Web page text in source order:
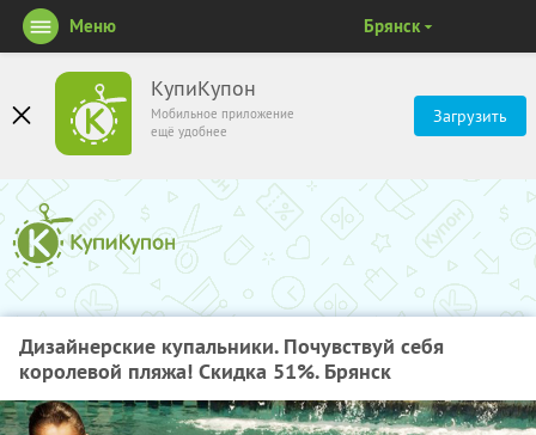
КупиКупон
Мобильное приложение
ещё удобнее
Загрузить
Меню Брянск
Дизайнерские купальники. Почувствуй себя
королевой пляжа! Скидка 51%. Брянск